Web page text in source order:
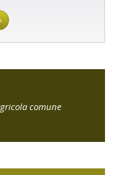
comune